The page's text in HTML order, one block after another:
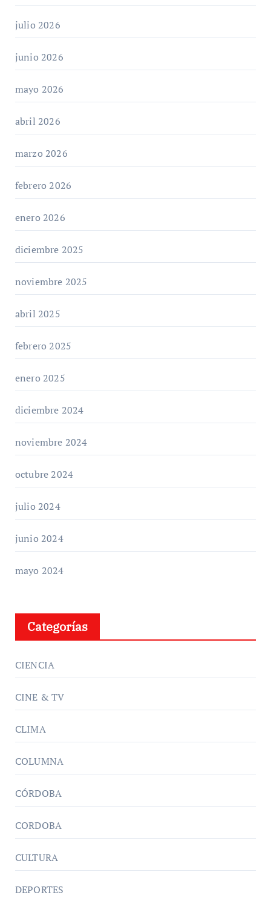
julio 2026
junio 2026
mayo 2026
abril 2026
marzo 2026
febrero 2026
enero 2026
diciembre 2025
noviembre 2025
abril 2025
febrero 2025
enero 2025
diciembre 2024
noviembre 2024
octubre 2024
julio 2024
junio 2024
mayo 2024
Categorías
CIENCIA
CINE & TV
CLIMA
COLUMNA
CÓRDOBA
CORDOBA
CULTURA
DEPORTES